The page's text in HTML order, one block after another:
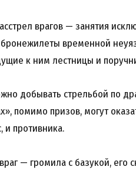
врагов — занятия
временной
к ним лестницы и
добывать стрельбой по
помимо призов, могут
противника.
— громила с базукой,